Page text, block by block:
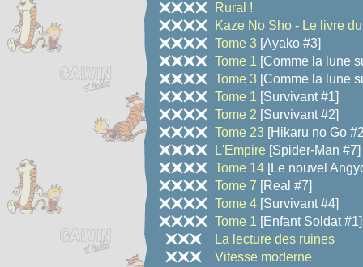
Rural !
Kaze No Sho - Le livre
Tome 3 [Ayako #3]
Tome 1 [Comme la lune
Tome 3 [Comme la lune
Tome 1 [Survivant #1]
Tome 2 [Survivant #2]
Tome 23 [Hikaru no Go
L'Empire [Spider-Man #7]
Tome 14 [Le nouvel
Tome 7 [Real #7]
Tome 4 [Survivant #4]
Tome 1 [Enfant Soldat #1]
La lecture des ruines
Vitesse moderne